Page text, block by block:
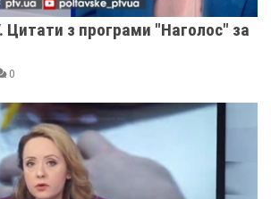
Цитати з програми "Наголос" за
0